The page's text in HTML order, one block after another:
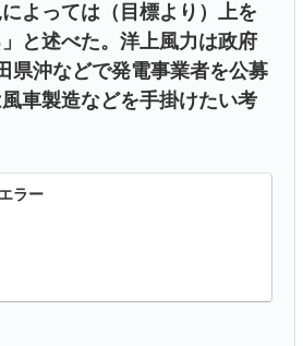
よっては（目標より）上を
と述べた。洋上風力は政府
県沖などで発電事業者を公募
車製造などを手掛けたい考
エラー